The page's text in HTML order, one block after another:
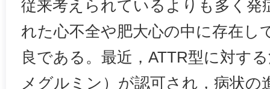
従来考えられているよりも多く発
れた心不全や肥大心の中に存在し
良である。最近，ATTR型に対す
メグルミン）が認可され，病状の